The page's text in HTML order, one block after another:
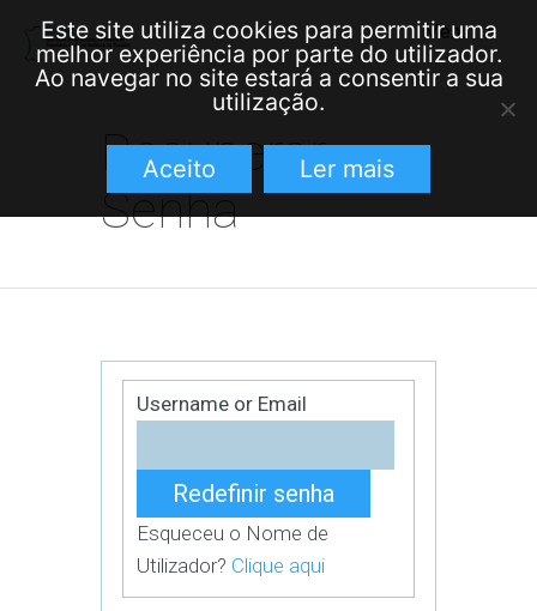
Menu≡
Recuperar
Senha
Username or Email
Esqueceu o Nome de
Utilizador? Clique aqui
Este site utiliza cookies para permitir uma
melhor experiência por parte do utilizador.
Ao navegar no site estará a consentir a sua
utilização.
Aceito Ler mais